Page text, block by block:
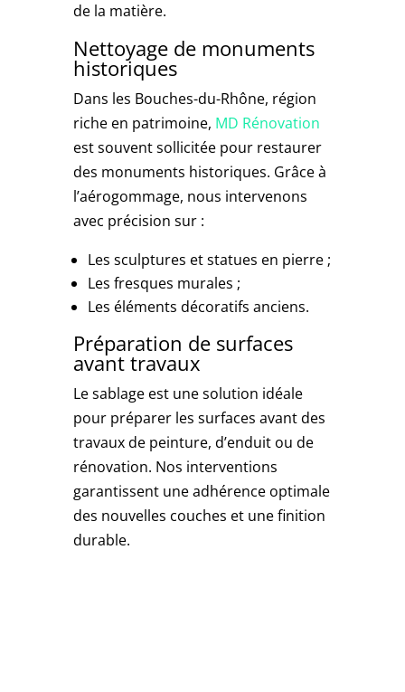
de la matière.
Nettoyage de monuments
historiques
Dans les Bouches-du-Rhône, région
riche en patrimoine, MD Rénovation
est souvent sollicitée pour restaurer
des monuments historiques. Grâce à
l’aérogommage, nous intervenons
avec précision sur :
Les sculptures et statues en pierre ;
Les fresques murales ;
Les éléments décoratifs anciens.
Préparation de surfaces
avant travaux
Le sablage est une solution idéale
pour préparer les surfaces avant des
travaux de peinture, d’enduit ou de
rénovation. Nos interventions
garantissent une adhérence optimale
des nouvelles couches et une finition
durable.